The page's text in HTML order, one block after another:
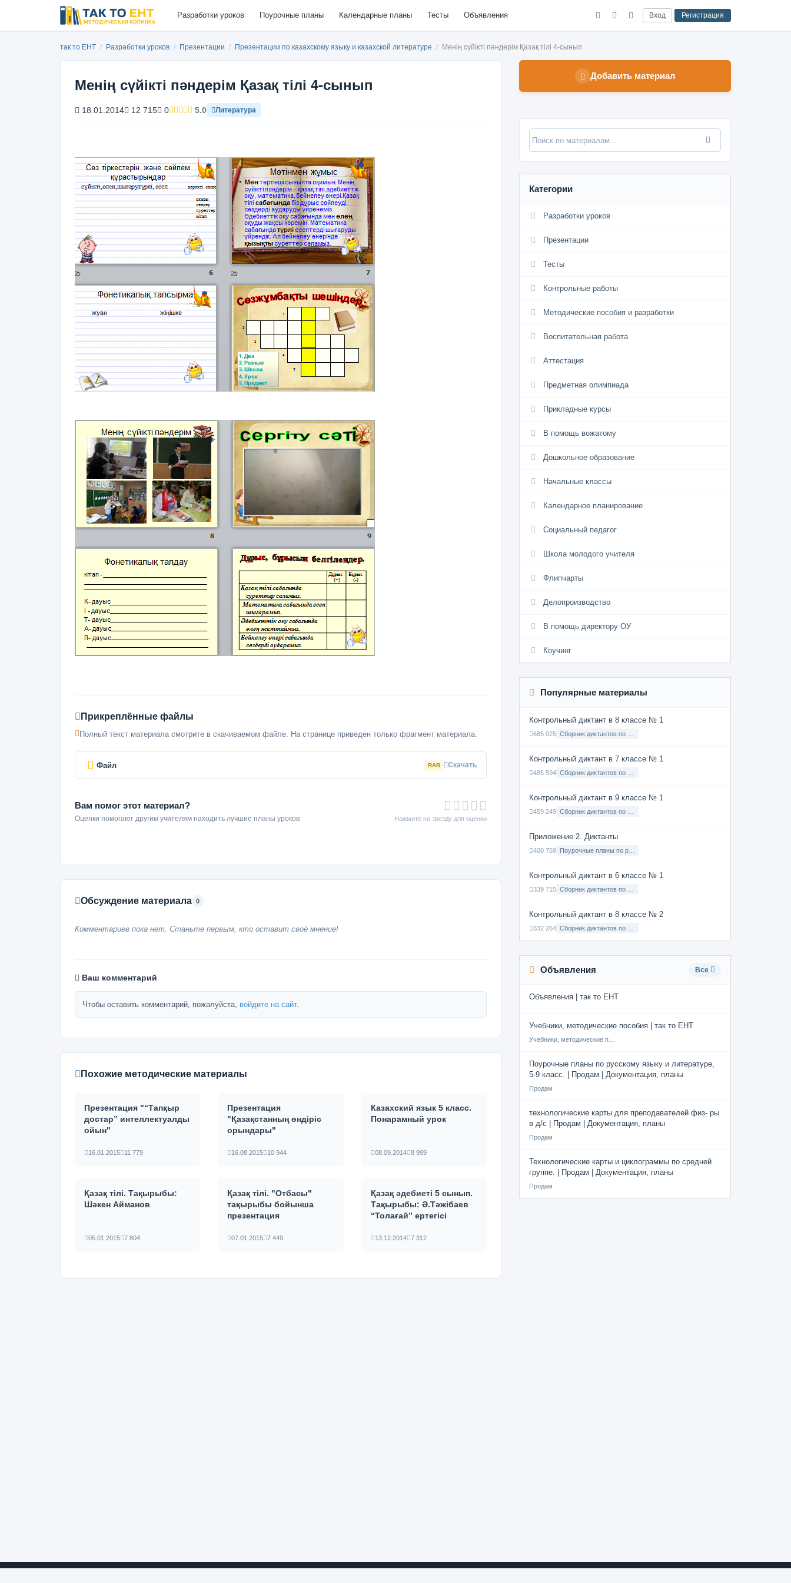
Разработки уроков Поурочные планы Календарные планы Тесты Объявления Вход Регистрация
так то ЕНТ / Разработки уроков / Презентации / Презентации по казахскому языку и казахской литературе / Менің сүйікті пәндерім Қазақ тілі 4-сынып
Менің сүйікті пәндерім Қазақ тілі 4-сынып
18.01.2014 12 715 0 5.0 Литература
Прикреплённые файлы
Полный текст материала смотрите в скачиваемом файле. На странице приведен только фрагмент материала.
Файл RAR Скачать
Вам помог этот материал?
Оценки помогают другим учителям находить лучшие планы уроков Нажмите на звезду для оценки
Обсуждение материала 0
Комментариев пока нет. Станьте первым, кто оставит своё мнение!
Ваш комментарий
Чтобы оставить комментарий, пожалуйста, войдите на сайт.
Похожие методические материалы
Презентация "“Тапқыр
достар” интеллектуалды
ойын"
16.01.2015 11 779
Презентация
"Қазақстанның өндіріс
орындары"
16.08.2015 10 944
Казахский язык 5 класс.
Понарамный урок
08.09.2014 8 999
Қазақ тілі. Тақырыбы:
Шәкен Айманов
05.01.2015 7 804
Қазақ тілі. "Отбасы"
тақырыбы бойынша
презентация
07.01.2015 7 449
Қазақ әдебиеті 5 сынып.
Тақырыбы: Ә.Тәжібаев
“Толағай” ертегісі
13.12.2014 7 312
Добавить материал
Категории
Разработки уроков
Презентации
Тесты
Контрольные работы
Методические пособия и разработки
Воспитательная работа
Аттестация
Предметная олимпиада
Прикладные курсы
В помощь вожатому
Дошкольное образование
Начальные классы
Календарное планирование
Социальный педагог
Школа молодого учителя
Флипчарты
Делопроизводство
В помощь директору ОУ
Коучинг
Популярные материалы
Контрольный диктант в 8 классе № 1
685 025
Контрольный диктант в 7 классе № 1
485 594
Контрольный диктант в 9 классе № 1
459 249
Приложение 2. Диктанты
400 759
Контрольный диктант в 6 классе № 1
339 715
Контрольный диктант в 8 классе № 2
332 264
Объявления Все
Объявления | так то ЕНТ
Учебники, методические пособия | так то ЕНТ
Поурочные планы по русскому языку и литературе,
5-9 класс. | Продам | Документация, планы
Продам
технологические карты для преподавателей физ- ры
в д/с | Продам | Документация, планы
Продам
Технологические карты и циклограммы по средней
группе. | Продам | Документация, планы
Продам